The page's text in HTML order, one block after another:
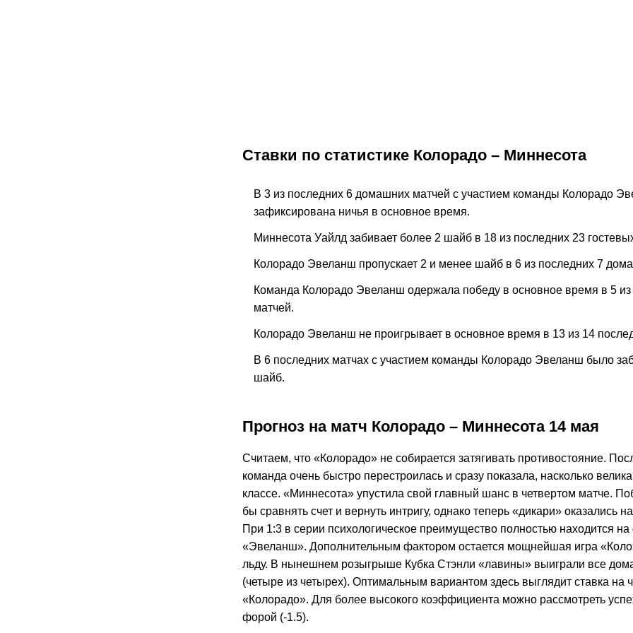
Ставки по статистике Колорадо – Миннесота
В 3 из последних 6 домашних матчей с участием команды Колорадо
зафиксирована ничья в основное время.
Миннесота Уайлд забивает более 2 шайб в 18 из последних 23
Колорадо Эвеланш пропускает 2 и менее шайб в 6 из последних 7
Команда Колорадо Эвеланш одержала победу в основное время в 5 из
матчей.
Колорадо Эвеланш не проигрывает в основное время в 13 из 14
В 6 последних матчах с участием команды Колорадо Эвеланш было
шайб.
Прогноз на матч Колорадо – Миннесота 14 мая
Считаем, что «Колорадо» не собирается затягивать противостояние.
команда очень быстро перестроилась и сразу показала, насколько
классе. «Миннесота» упустила свой главный шанс в четвертом матче.
бы сравнять счет и вернуть интригу, однако теперь «дикари» оказались
При 1:3 в серии психологическое преимущество полностью находится на
«Эвеланш». Дополнительным фактором остается мощнейшая игра
льду. В нынешнем розыгрыше Кубка Стэнли «лавины» выиграли все
(четыре из четырех). Оптимальным вариантом здесь выглядит ставка на
«Колорадо». Для более высокого коэффициента можно рассмотреть
форой (-1.5).